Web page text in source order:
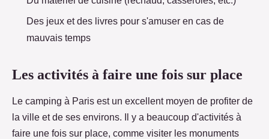
Des jeux et des livres pour s'amuser en cas de
mauvais temps
Les activités à faire une fois sur place
Le camping à Paris est un excellent moyen de profiter de
la ville et de ses environs. Il y a beaucoup d'activités à
faire une fois sur place, comme visiter les monuments